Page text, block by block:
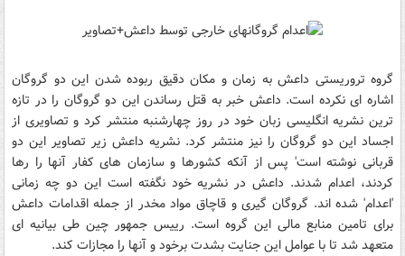
گروه تروریستی داعش به زمان و مکان دقیق ربوده شدن این دو گروگان
اشاره ای نکرده است. داعش خبر به قتل رساندن این دو گروگان را در تازه
ترین نشریه انگلیسی زبان خود در روز چهارشنبه منتشر کرد و تصاویری از
اجساد این دو گروگان را نیز منتشر کرد. نشریه داعش زیر تصاویر این دو
قربانی نوشته است' پس از آنکه کشورها و سازمان های کفار آنها را رها
کردند، اعدام شدند. داعش در نشریه خود نگفته است این دو چه زمانی
'اعدام' شده اند. گروگان گیری و قاچاق مواد مخدر از جمله اقدامات داعش
برای تامین منابع مالی این گروه است. رییس جمهور چین طی بیانیه ای
متعهد شد تا با عوامل این جنایت بشدت برخود و آنها را مجازات کند.